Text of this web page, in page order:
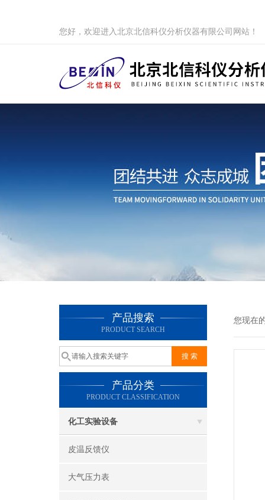
您好，欢迎进入北京北信科仪分析仪器有限公司网站！
产品搜索
PRODUCT SEARCH
产品分类
PRODUCT CLASSIFICATION
化工实验设备
皮温反馈仪
大气压力表
您现在